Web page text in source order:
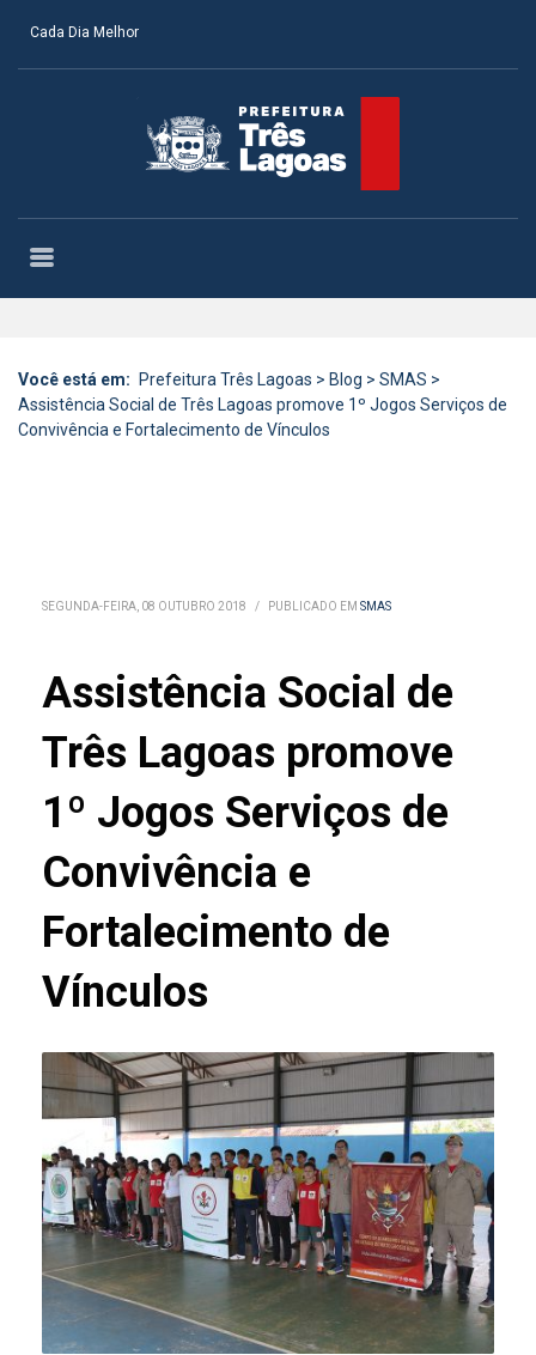
Cada Dia Melhor
Você está em: Prefeitura Três Lagoas > Blog > SMAS >
Assistência Social de Três Lagoas promove 1º Jogos Serviços de
Convivência e Fortalecimento de Vínculos
SEGUNDA-FEIRA, 08 OUTUBRO 2018 / PUBLICADO EM SMAS
Assistência Social de
Três Lagoas promove
1º Jogos Serviços de
Convivência e
Fortalecimento de
Vínculos